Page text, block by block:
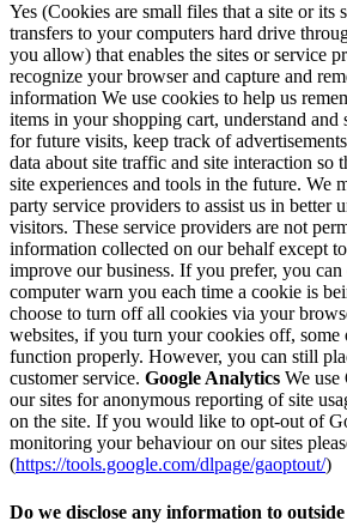
Yes (Cookies are small files that a site or its
transfers to your computers hard drive
you allow) that enables the sites or service
recognize your browser and capture and
information We use cookies to help us
items in your shopping cart, understand and
for future visits, keep track of
data about site traffic and site interaction so
site experiences and tools in the future. We
party service providers to assist us in better
visitors. These service providers are not
information collected on our behalf except
improve our business. If you prefer, you
computer warn you each time a cookie is
choose to turn off all cookies via your
websites, if you turn your cookies off, some
function properly. However, you can still
customer service. Google Analytics We
our sites for anonymous reporting of site
on the site. If you would like to opt-out of
monitoring your behaviour on our sites
(https://tools.google.com/dlpage/gaoptout/)
Do we disclose any information to